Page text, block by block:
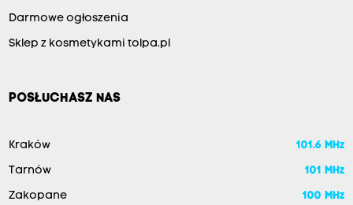
Darmowe ogłoszenia
Sklep z kosmetykami tolpa.pl
POSŁUCHASZ NAS
Kraków 101.6 MHz
Tarnów 101 MHz
Zakopane 100 MHz